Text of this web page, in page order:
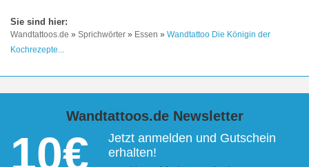
Wandtattoos.de » Sprichwörter » Essen » Wandtattoo Die Königin der
Kochrezepte...
Wandtattoos.de Newsletter
10€
Jetzt anmelden und Gutschein
erhalten!